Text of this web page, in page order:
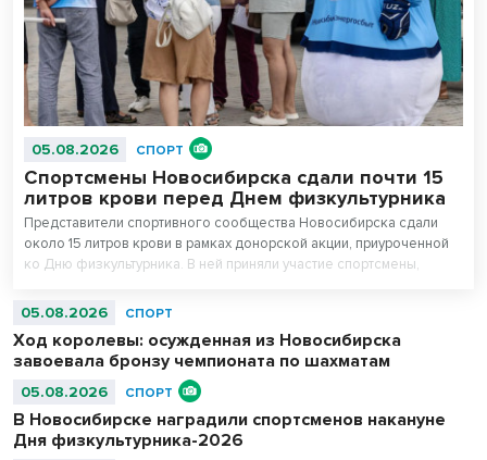
05.08.2026 СПОРТ
Спортсмены Новосибирска сдали почти 15
литров крови перед Днем физкультурника
Представители спортивного сообщества Новосибирска сдали
около 15 литров крови в рамках донорской акции, приуроченной
ко Дню физкультурника. В ней приняли участие спортсмены,
спорта, управления физической культуры и спорта мэрии города, а
05.08.2026 СПОРТ
Ход королевы: осужденная из Новосибирска
завоевала бронзу чемпионата по шахматам
05.08.2026 СПОРТ
В Новосибирске наградили спортсменов накануне
Дня физкультурника-2026